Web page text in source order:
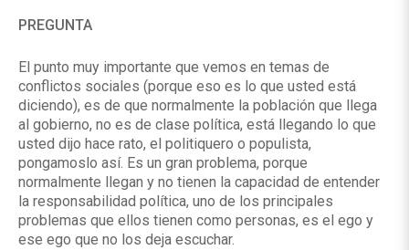
PREGUNTA
El punto muy importante que vemos en temas de
conflictos sociales (porque eso es lo que usted está
diciendo), es de que normalmente la población que llega
al gobierno, no es de clase política, está llegando lo que
usted dijo hace rato, el politiquero o populista,
pongamoslo así. Es un gran problema, porque
normalmente llegan y no tienen la capacidad de entender
la responsabilidad política, uno de los principales
problemas que ellos tienen como personas, es el ego y
ese ego que no los deja escuchar.